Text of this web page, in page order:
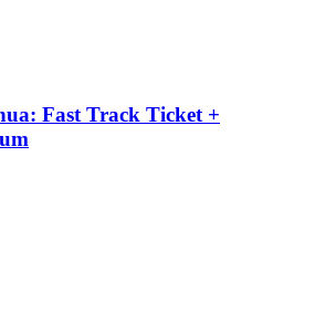
Fast Track Ticket +